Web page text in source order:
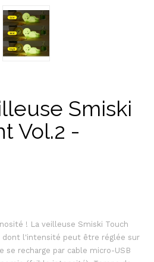
Smiski
Vol.2 -
! La veilleuse Smiski Touch
l'intensité peut être réglée sur
recharge par cable micro-USB